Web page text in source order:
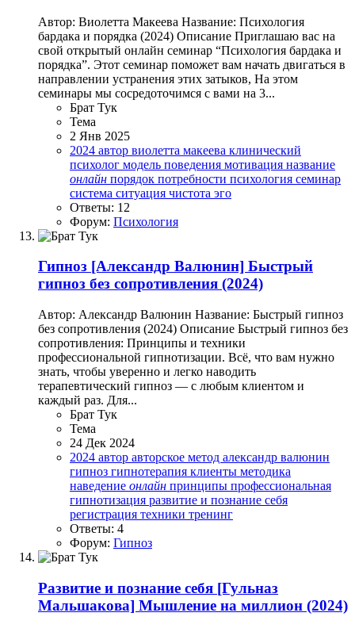
Автор: Виолетта Макеева Название: Психология
бардака и порядка (2024) Описание Приглашаю вас на
свой открытый онлайн семинар “Психология бардака и
порядка”. Этот семинар поможет вам начать двигаться в
направлении устранения этих затыков, На этом
семинары мы сосредоточимся с вами на 3...
Брат Тук
Тема
2 Янв 2025
2024 автор виолетта макеева клинический
психолог модель поведения мотивация название
онлайн порядок потребности психология семинар
система ситуация чистота эго
Ответы: 12
Форум: Психология
Гипноз [Александр Валюнин] Быстрый
гипноз без сопротивления (2024)
Автор: Александр Валюнин Название: Быстрый гипноз
без сопротивления (2024) Описание Быстрый гипноз без
сопротивления: Принципы и техники
профессиональной гипнотизации. Всё, что вам нужно
знать, чтобы уверенно и легко наводить
терапевтический гипноз — с любым клиентом и
каждый раз. Для...
Брат Тук
Тема
24 Дек 2024
2024 автор авторское метод александр валюнин
гипноз гипнотерапия клиенты методика
наведение онлайн принципы профессиональная
гипнотизация развитие и познание себя
регистрация техники тренинг
Ответы: 4
Форум: Гипноз
Развитие и познание себя [Гульназ
Мальшакова] Мышление на миллион (2024)